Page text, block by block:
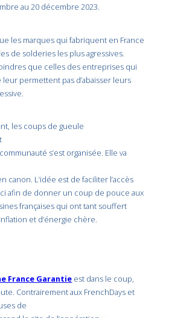
au 20 décembre 2023.
les marques qui fabriquent en France
de solderies les plus agressives.
que celles des entreprises qui
permettent pas d’abaisser leurs
les coups de gueule
s’est organisée. Elle va
canon. L’idée est de faciliter l’accès
afin de donner un coup de pouce aux
françaises qui ont tant souffert
et d’énergie chère.
France Garantie est dans le coup,
Contrairement aux FrenchDays et
de